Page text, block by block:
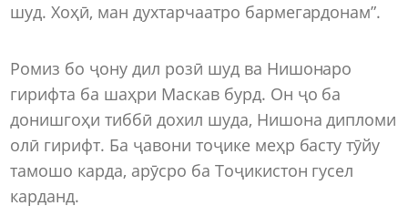
шуд. Хоҳӣ, ман духтарчаатро бармегардонам”.
Ромиз бо ҷону дил розӣ шуд ва Нишонаро
гирифта ба шаҳри Маскав бурд. Он ҷо ба
донишгоҳи тиббӣ дохил шуда, Нишона дипломи
олӣ гирифт. Ба ҷавони тоҷике меҳр басту тӯйу
тамошо карда, арӯсро ба Тоҷикистон гусел
карданд.